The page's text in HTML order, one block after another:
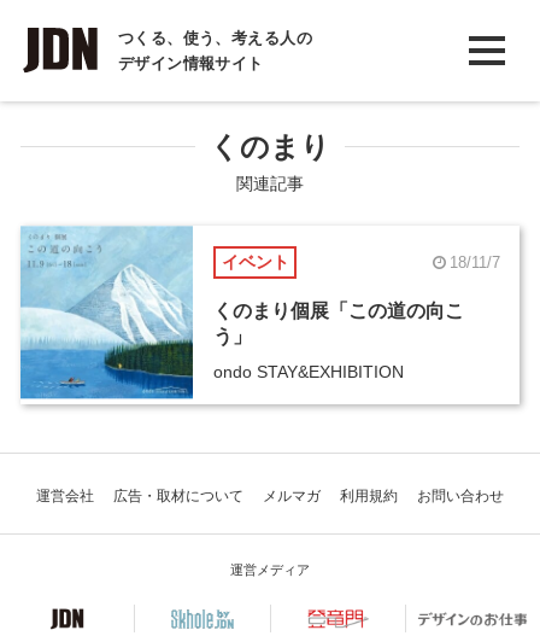
つくる、使う、考える人の
デザイン情報サイト
INTERVIEW
インタビュー
COLUMN
コラム
くのまり
関連記事
イベント 18/11/7
くのまり個展「この道の向こ
う」
ondo STAY&EXHIBITION
運営会社 広告・取材について メルマガ 利用規約 お問い合わせ
運営メディア